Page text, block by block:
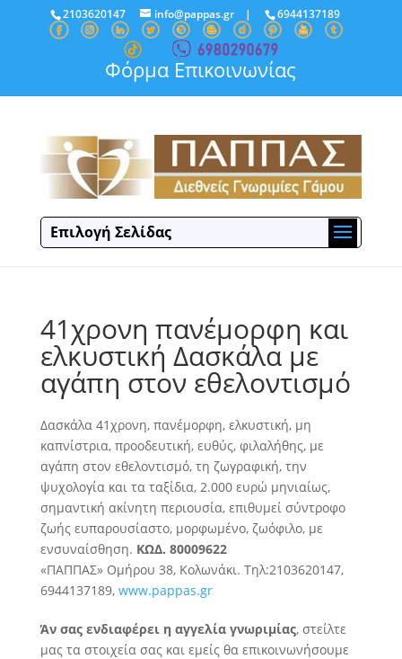
2103620147 info@pappas.gr| 6944137189
Φόρμα Επικοινωνίας
Επιλογή Σελίδας
41χρονη πανέμορφη και
ελκυστική Δασκάλα με
αγάπη στον εθελοντισμό
Δασκάλα 41χρονη, πανέμορφη, ελκυστική, μη
καπνίστρια, προοδευτική, ευθύς, φιλαλήθης, με
αγάπη στον εθελοντισμό, τη ζωγραφική, την
ψυχολογία και τα ταξίδια, 2.000 ευρώ μηνιαίως,
σημαντική ακίνητη περιουσία, επιθυμεί σύντροφο
ζωής ευπαρουσίαστο, μορφωμένο, ζωόφιλο, με
ενσυναίσθηση. ΚΩΔ. 80009622
«ΠΑΠΠΑΣ» Ομήρου 38, Κολωνάκι. Τηλ:2103620147,
6944137189, www.pappas.gr
Άν σας ενδιαφέρει η αγγελία γνωριμίας, στείλτε
μας τα στοιχεία σας και εμείς θα επικοινωνήσουμε